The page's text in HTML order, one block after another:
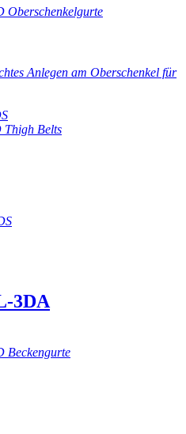
Anlegen am Oberschenkel für
Belts
3DA
Beckengurte